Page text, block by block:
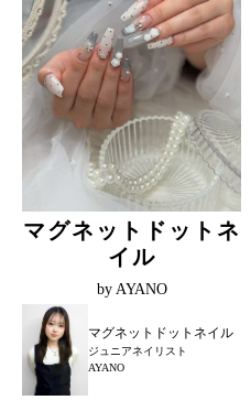
マグネットドットネ
イル
by AYANO
マグネットドットネイル
ジュニアネイリスト
AYANO